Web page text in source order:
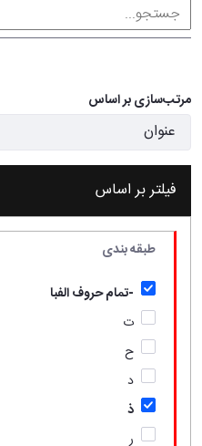
مرتب‌سازی بر اساس
فیلتر بر اساس
طبقه بندی
-تمام حروف الفبا
ت
ح
د
ذ
ر